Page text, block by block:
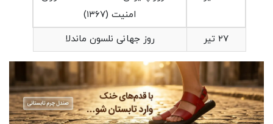
امنیت (۱۳۶۷)
۲۷ تیر
روز جهانی نلسون ماندلا